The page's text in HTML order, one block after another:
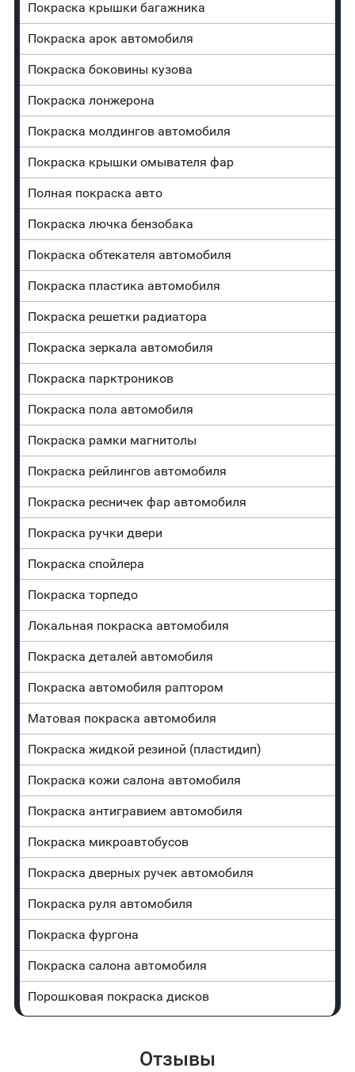
Покраска крышки багажника
Покраска арок автомобиля
Покраска боковины кузова
Покраска лонжерона
Покраска молдингов автомобиля
Покраска крышки омывателя фар
Полная покраска авто
Покраска лючка бензобака
Покраска обтекателя автомобиля
Покраска пластика автомобиля
Покраска решетки радиатора
Покраска зеркала автомобиля
Покраска парктроников
Покраска пола автомобиля
Покраска рамки магнитолы
Покраска рейлингов автомобиля
Покраска ресничек фар автомобиля
Покраска ручки двери
Покраска спойлера
Покраска торпедо
Локальная покраска автомобиля
Покраска деталей автомобиля
Покраска автомобиля раптором
Матовая покраска автомобиля
Покраска жидкой резиной (пластидип)
Покраска кожи салона автомобиля
Покраска антигравием автомобиля
Покраска микроавтобусов
Покраска дверных ручек автомобиля
Покраска руля автомобиля
Покраска фургона
Покраска салона автомобиля
Порошковая покраска дисков
Отзывы